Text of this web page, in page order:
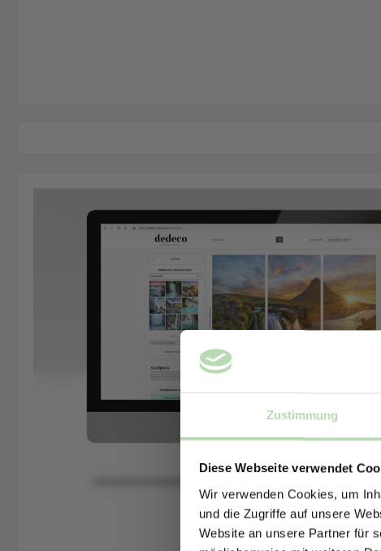
Zustimmung
Diese Webseite verwendet
Wir verwenden Cookies, um
und die Zugriffe auf unsere
Website an unsere Partner für